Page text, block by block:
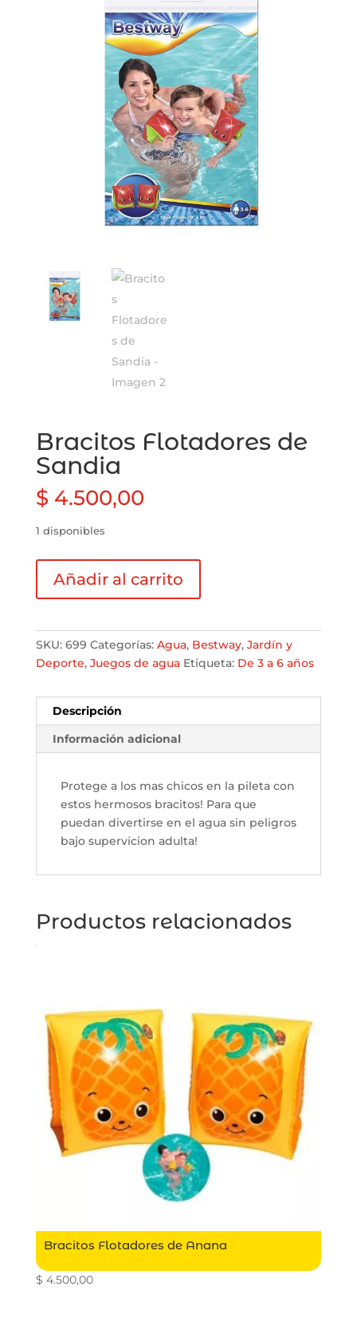
Bracitos Flotadores de
Sandia
$ 4.500,00
1 disponibles
Flotadores
de
cantidad
Añadir al carrito
SKU: 699 Categorías: Agua, Bestway, Jardí­n y
Deporte, Juegos de agua Etiqueta: De 3 a 6 años
Descripción
Información adicional
Protege a los mas chicos en la pileta con
estos hermosos bracitos! Para que
puedan divertirse en el agua sin peligros
bajo supervicion adulta!
Productos relacionados
Bracitos Flotadores de Anana
$ 4.500,00